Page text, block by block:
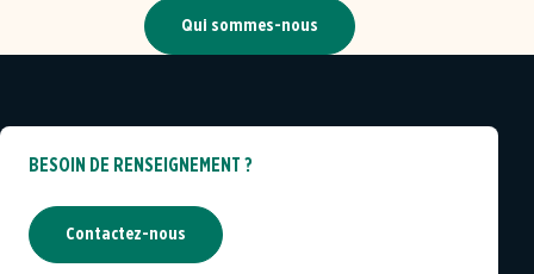
Qui sommes-nous
BESOIN DE RENSEIGNEMENT ?
Contactez-nous